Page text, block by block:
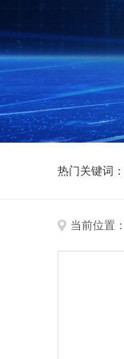
热门关键词：
当前位置：